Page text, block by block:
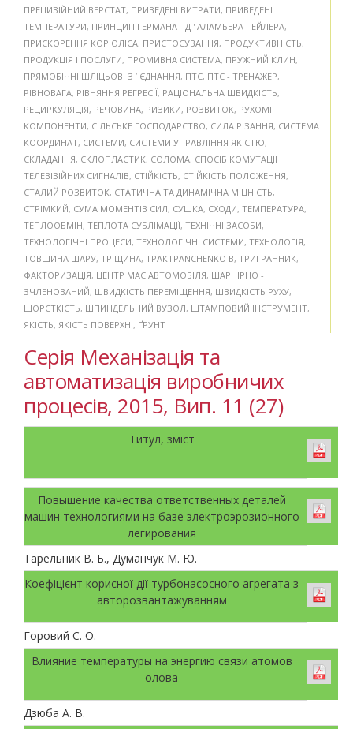
ПРЕЦИЗІЙНИЙ ВЕРСТАТ, ПРИВЕДЕНІ ВИТРАТИ, ПРИВЕДЕНІ
ТЕМПЕРАТУРИ, ПРИНЦИП ГЕРМАНА - Д ' АЛАМБЕРА - ЕЙЛЕРА,
ПРИСКОРЕННЯ КОРІОЛІСА, ПРИСТОСУВАННЯ, ПРОДУКТИВНІСТЬ,
ПРОДУКЦІЯ І ПОСЛУГИ, ПРОМИВНА СИСТЕМА, ПРУЖНИЙ КЛИН,
ПРЯМОБІЧНІ ШЛІЦЬОВІ З ’ ЄДНАННЯ, ПТС, ПТС - ТРЕНАЖЕР,
РІВНОВАГА, РІВНЯННЯ РЕГРЕСІЇ, РАЦІОНАЛЬНА ШВИДКІСТЬ,
РЕЦИРКУЛЯЦІЯ, РЕЧОВИНА, РИЗИКИ, РОЗВИТОК, РУХОМІ
КОМПОНЕНТИ, СІЛЬСЬКЕ ГОСПОДАРСТВО, СИЛА РІЗАННЯ, СИСТЕМА
КООРДИНАТ, СИСТЕМИ, СИСТЕМИ УПРАВЛІННЯ ЯКІСТЮ,
СКЛАДАННЯ, СКЛОПЛАСТИК, СОЛОМА, СПОСІБ КОМУТАЦІЇ
ТЕЛЕВІЗІЙНИХ СИГНАЛІВ, СТІЙКІСТЬ, СТІЙКІСТЬ ПОЛОЖЕННЯ,
СТАЛИЙ РОЗВИТОК, СТАТИЧНА ТА ДИНАМІЧНА МІЦНІСТЬ,
СТРІМКИЙ, СУМА МОМЕНТІВ СИЛ, СУШКА, СХОДИ, ТЕМПЕРАТУРА,
ТЕПЛООБМІН, ТЕПЛОТА СУБЛІМАЦІЇ, ТЕХНІЧНІ ЗАСОБИ,
ТЕХНОЛОГІЧНІ ПРОЦЕСИ, ТЕХНОЛОГІЧНІ СИСТЕМИ, ТЕХНОЛОГІЯ,
ТОВЩИНА ШАРУ, ТРІЩИНА, ТРАКТPANCHENKO B, ТРИГРАННИК,
ФАКТОРИЗАЦІЯ, ЦЕНТР МАС АВТОМОБІЛЯ, ШАРНІРНО -
ЗЧЛЕНОВАНИЙ, ШВИДКІСТЬ ПЕРЕМІЩЕННЯ, ШВИДКІСТЬ РУХУ,
ШОРСТКІСТЬ, ШПИНДЕЛЬНИЙ ВУЗОЛ, ШТАМПОВИЙ ІНСТРУМЕНТ,
ЯКІСТЬ, ЯКІСТЬ ПОВЕРХНІ, ҐРУНТ
Серія Механізація та
автоматизація виробничих
процесів, 2015, Вип. 11 (27)
Титул, зміст
Повышение качества ответственных деталей
машин технологиями на базе электроэрозионного
легирования
Тарельник В. Б., Думанчук М. Ю.
Коефіцієнт корисної дії турбонасосного агрегата з
авторозвантажуванням
Горовий С. О.
Влияние температуры на энергию связи атомов
олова
Дзюба А. В.